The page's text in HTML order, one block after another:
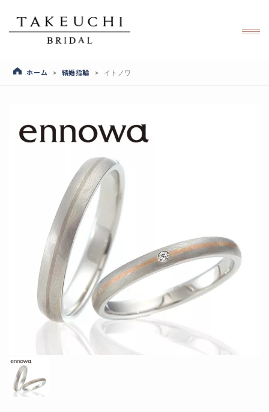
ホーム > 結婚指輪 > イトノワ